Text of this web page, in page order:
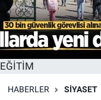
EĞİTİM
HABERLER SİYASET